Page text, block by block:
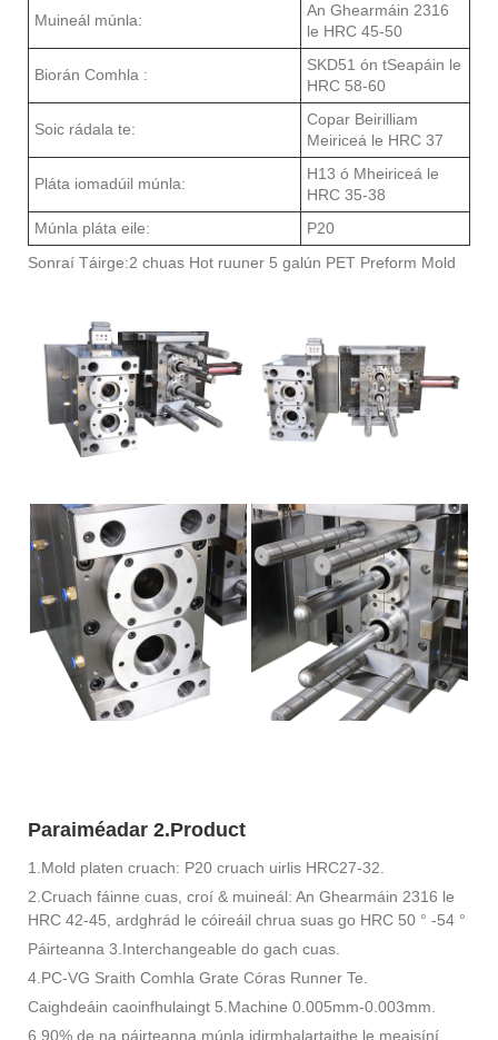
Muineál múnla:
An Ghearmáin 2316
le HRC 45-50
Biorán Comhla :
SKD51 ón tSeapáin le
HRC 58-60
Soic rádala te:
Copar Beirilliam
Meiriceá le HRC 37
Pláta iomadúil múnla:
H13 ó Mheiriceá le
HRC 35-38
Múnla pláta eile:
P20
Sonraí Táirge:2 chuas Hot ruuner 5 galún PET Preform Mold
Paraiméadar 2.Product
1.Mold platen cruach: P20 cruach uirlis HRC27-32.
2.Cruach fáinne cuas, croí & muineál: An Ghearmáin 2316 le
HRC 42-45, ardghrád le cóireáil chrua suas go HRC 50 ° -54 °
Páirteanna 3.Interchangeable do gach cuas.
4.PC-VG Sraith Comhla Grate Córas Runner Te.
Caighdeáin caoinfhulaingt 5.Machine 0.005mm-0.003mm.
6.90% de na páirteanna múnla idirmhalartaithe le meaisíní